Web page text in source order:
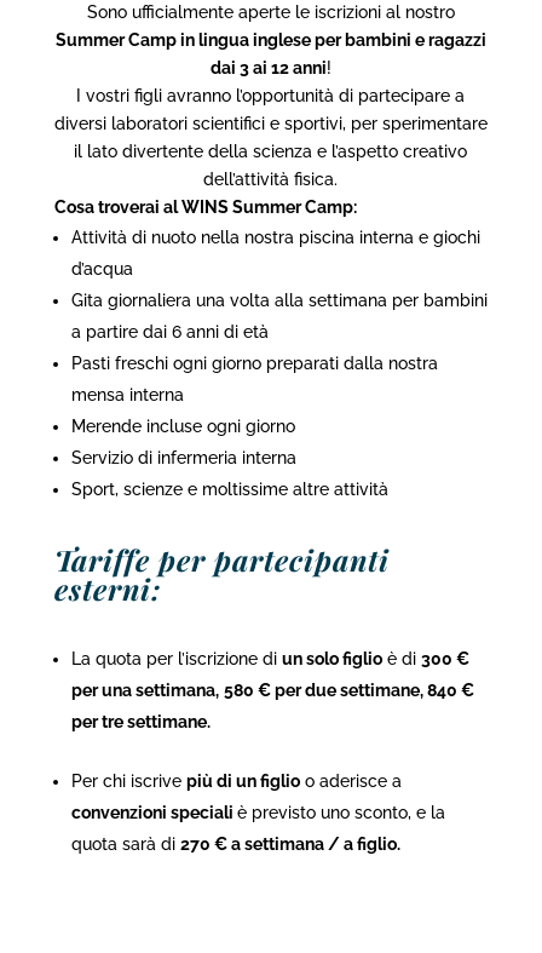
Sono ufficialmente aperte le iscrizioni al nostro
Summer Camp in lingua inglese per bambini e ragazzi
dai 3 ai 12 anni!
I vostri figli avranno l’opportunità di partecipare a
diversi laboratori scientifici e sportivi, per sperimentare
il lato divertente della scienza e l’aspetto creativo
dell’attività fisica.
Cosa troverai al WINS Summer Camp:
Attività di nuoto nella nostra piscina interna e giochi
d’acqua
Gita giornaliera una volta alla settimana per bambini
a partire dai 6 anni di età
Pasti freschi ogni giorno preparati dalla nostra
mensa interna
Merende incluse ogni giorno
Servizio di infermeria interna
Sport, scienze e moltissime altre attività
Tariffe per partecipanti
esterni:
La quota per l’iscrizione di un solo figlioè di 300 €
per una settimana, 580 € per due settimane, 840 €
per tre settimane.
Per chi iscrive più di un figlioo aderisce a
convenzioni speciali è previsto uno sconto, e la
quota sarà di 270 € a settimana / a figlio.